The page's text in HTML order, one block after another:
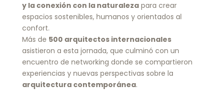
y la conexión con la naturalezapara crear
espacios sostenibles, humanos y orientados al
confort.
Más de 500 arquitectos internacionales
asistieron a esta jornada, que culminó con un
encuentro de networking donde se compartieron
experiencias y nuevas perspectivas sobre la
arquitectura contemporánea.